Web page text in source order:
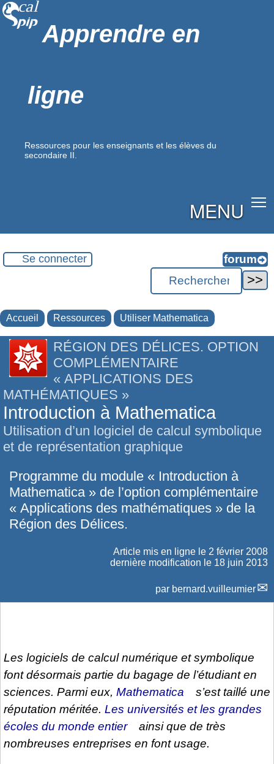
Apprendre en
ligne
Ressources pour les enseignants et les élèves du
secondaire II.
MENU
Se connecter
Accueil Ressources Utiliser Mathematica
RÉGION DES DÉLICES. OPTION
COMPLÉMENTAIRE
« APPLICATIONS DES
MATHÉMATIQUES »
Introduction à Mathematica
Utilisation d’un logiciel de calcul symbolique
et de représentation graphique
Programme du module « Introduction à
Mathematica » de l’option complémentaire
« Applications des mathématiques » de la
Région des Délices.
Article mis en ligne le 2 février 2008
dernière modification le 18 juin 2013
par bernard.vuilleumier
Les logiciels de calcul numérique et symbolique
font désormais partie du bagage de l’étudiant en
sciences. Parmi eux, Mathematica
s’est taillé une
réputation méritée. Les universités et les grandes
écoles du monde entier
ainsi que de très
nombreuses entreprises en font usage.